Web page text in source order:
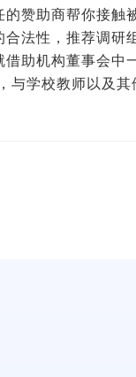
赞助商帮你接触
法性，推荐调研
助机构董事会中
与学校教师以及